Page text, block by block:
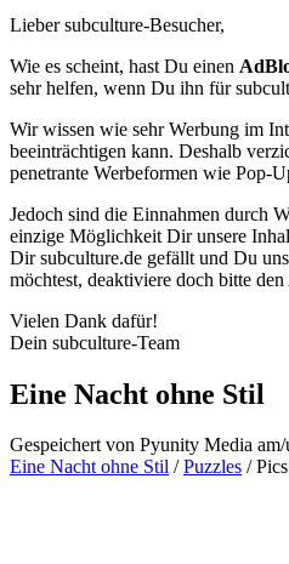
Lieber subculture-Besucher,
Wie es scheint, hast Du einen
sehr helfen, wenn Du ihn für
Wir wissen wie sehr Werbung im
beeinträchtigen kann. Deshalb
penetrante Werbeformen wie Pop-
Jedoch sind die Einnahmen durch
einzige Möglichkeit Dir unsere
Dir subculture.de gefällt und Du
möchtest, deaktiviere doch bitte
Vielen Dank dafür!
Dein subculture-Team
Eine Nacht ohne Stil
Gespeichert von Pyunity Media
Eine Nacht ohne Stil /Puzzles /